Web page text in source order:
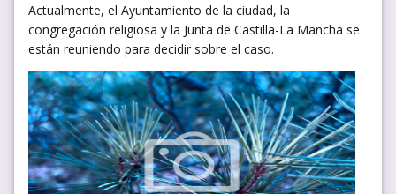
Actualmente, el Ayuntamiento de la ciudad, la
congregación religiosa y la Junta de Castilla-La Mancha se
están reuniendo para decidir sobre el caso.